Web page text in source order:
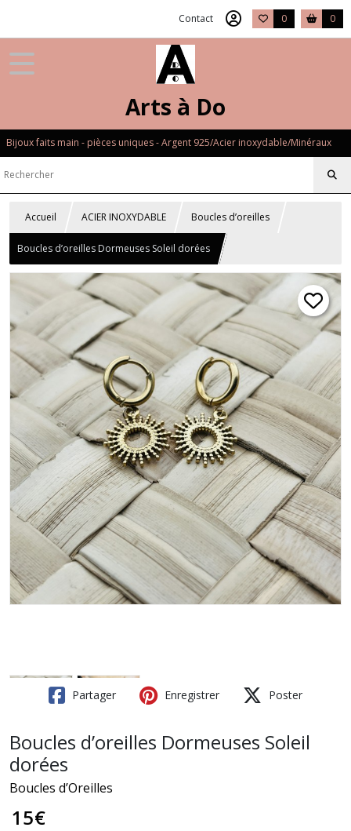
Contact 0 0
Arts à Do
Bijoux faits main - pièces uniques - Argent 925/Acier inoxydable/Minéraux
Accueil ACIER INOXYDABLE Boucles d’oreilles
Boucles d’oreilles Dormeuses Soleil dorées
Partager Enregistrer Poster
Boucles d’oreilles Dormeuses Soleil
dorées
Boucles d’Oreilles
15€